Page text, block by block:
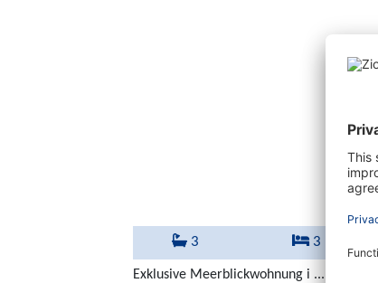
3 3
Exklusive Meerblickwohnung i ...